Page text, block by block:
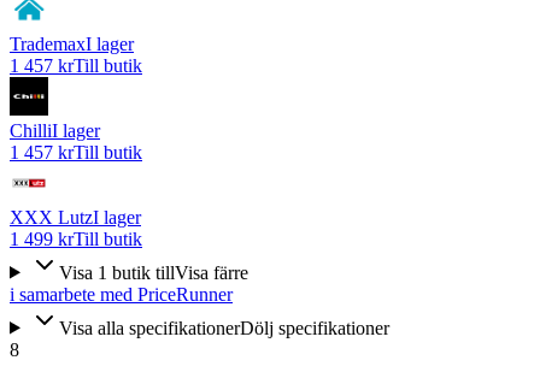
TrademaxI lager
1 457 krTill butik
ChilliI lager
1 457 krTill butik
XXX LutzI lager
1 499 krTill butik
Visa 1 butik tillVisa färre
i samarbete med PriceRunner
Visa alla specifikationerDölj specifikationer
8